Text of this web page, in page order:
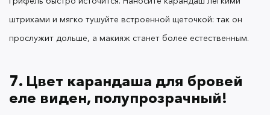
- Другая распространенная ошибка — подбирать
карандаш, не ориентируясь на природный
подходит светловолосым девушкам и
обладательницам тонких бровей. На фоне
штрихами и мягко тушуйте встроенной щеточкой: так он
прослужит дольше, а макияж станет более естественным.
7. Цвет карандаша для бровей
еле виден, полупрозрачный!